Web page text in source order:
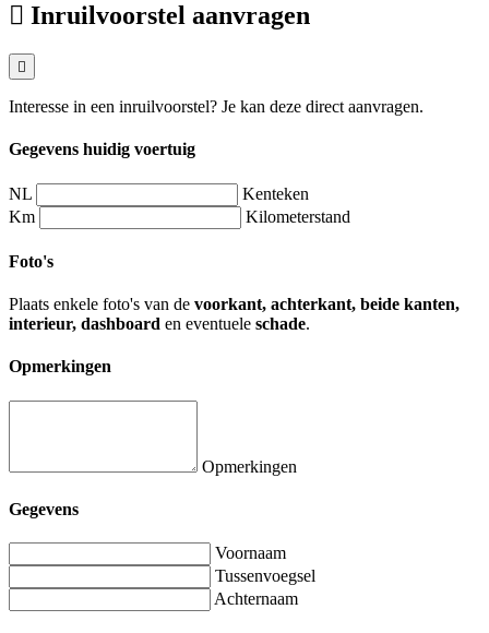
Inruilvoorstel aanvragen
Interesse in een inruilvoorstel? Je kan deze direct aanvragen.
Gegevens huidig voertuig
NL
Kenteken
Km
Kilometerstand
Foto's
Plaats enkele foto's van de voorkant, achterkant, beide kanten,
interieur, dashboard en eventuele schade.
Opmerkingen
Opmerkingen
Gegevens
Voornaam
Tussenvoegsel
Achternaam